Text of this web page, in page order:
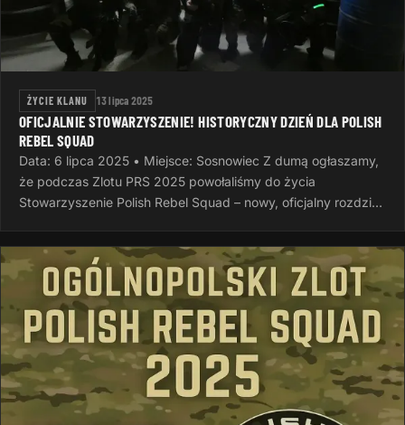
ŻYCIE KLANU 13 lipca 2025
OFICJALNIE STOWARZYSZENIE! HISTORYCZNY DZIEŃ DLA POLISH
REBEL SQUAD
Data: 6 lipca 2025 • Miejsce: Sosnowiec Z dumą ogłaszamy,
że podczas Zlotu PRS 2025 powołaliśmy do życia
Stowarzyszenie Polish Rebel Squad – nowy, oficjalny rozdział